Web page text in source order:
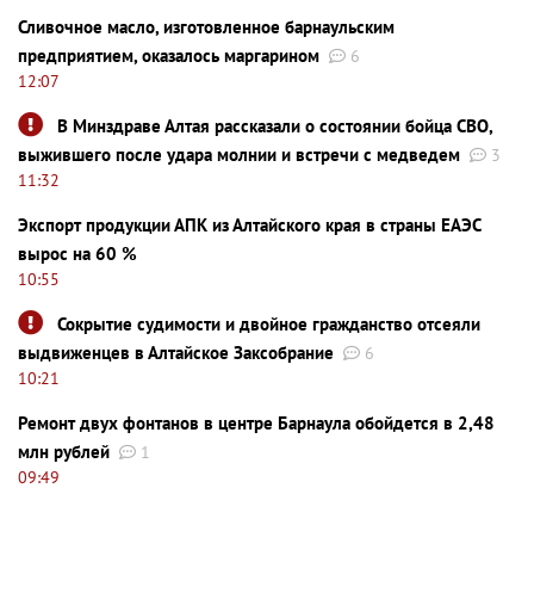
Сливочное масло, изготовленное барнаульским
предприятием, оказалось маргарином
6
12:07
В Минздраве Алтая рассказали о состоянии бойца СВО,
выжившего после удара молнии и встречи с медведем
3
11:32
Экспорт продукции АПК из Алтайского края в страны ЕАЭС
вырос на 60 %
10:55
Сокрытие судимости и двойное гражданство отсеяли
выдвиженцев в Алтайское Заксобрание
6
10:21
Ремонт двух фонтанов в центре Барнаула обойдется в 2,48
млн рублей
1
09:49